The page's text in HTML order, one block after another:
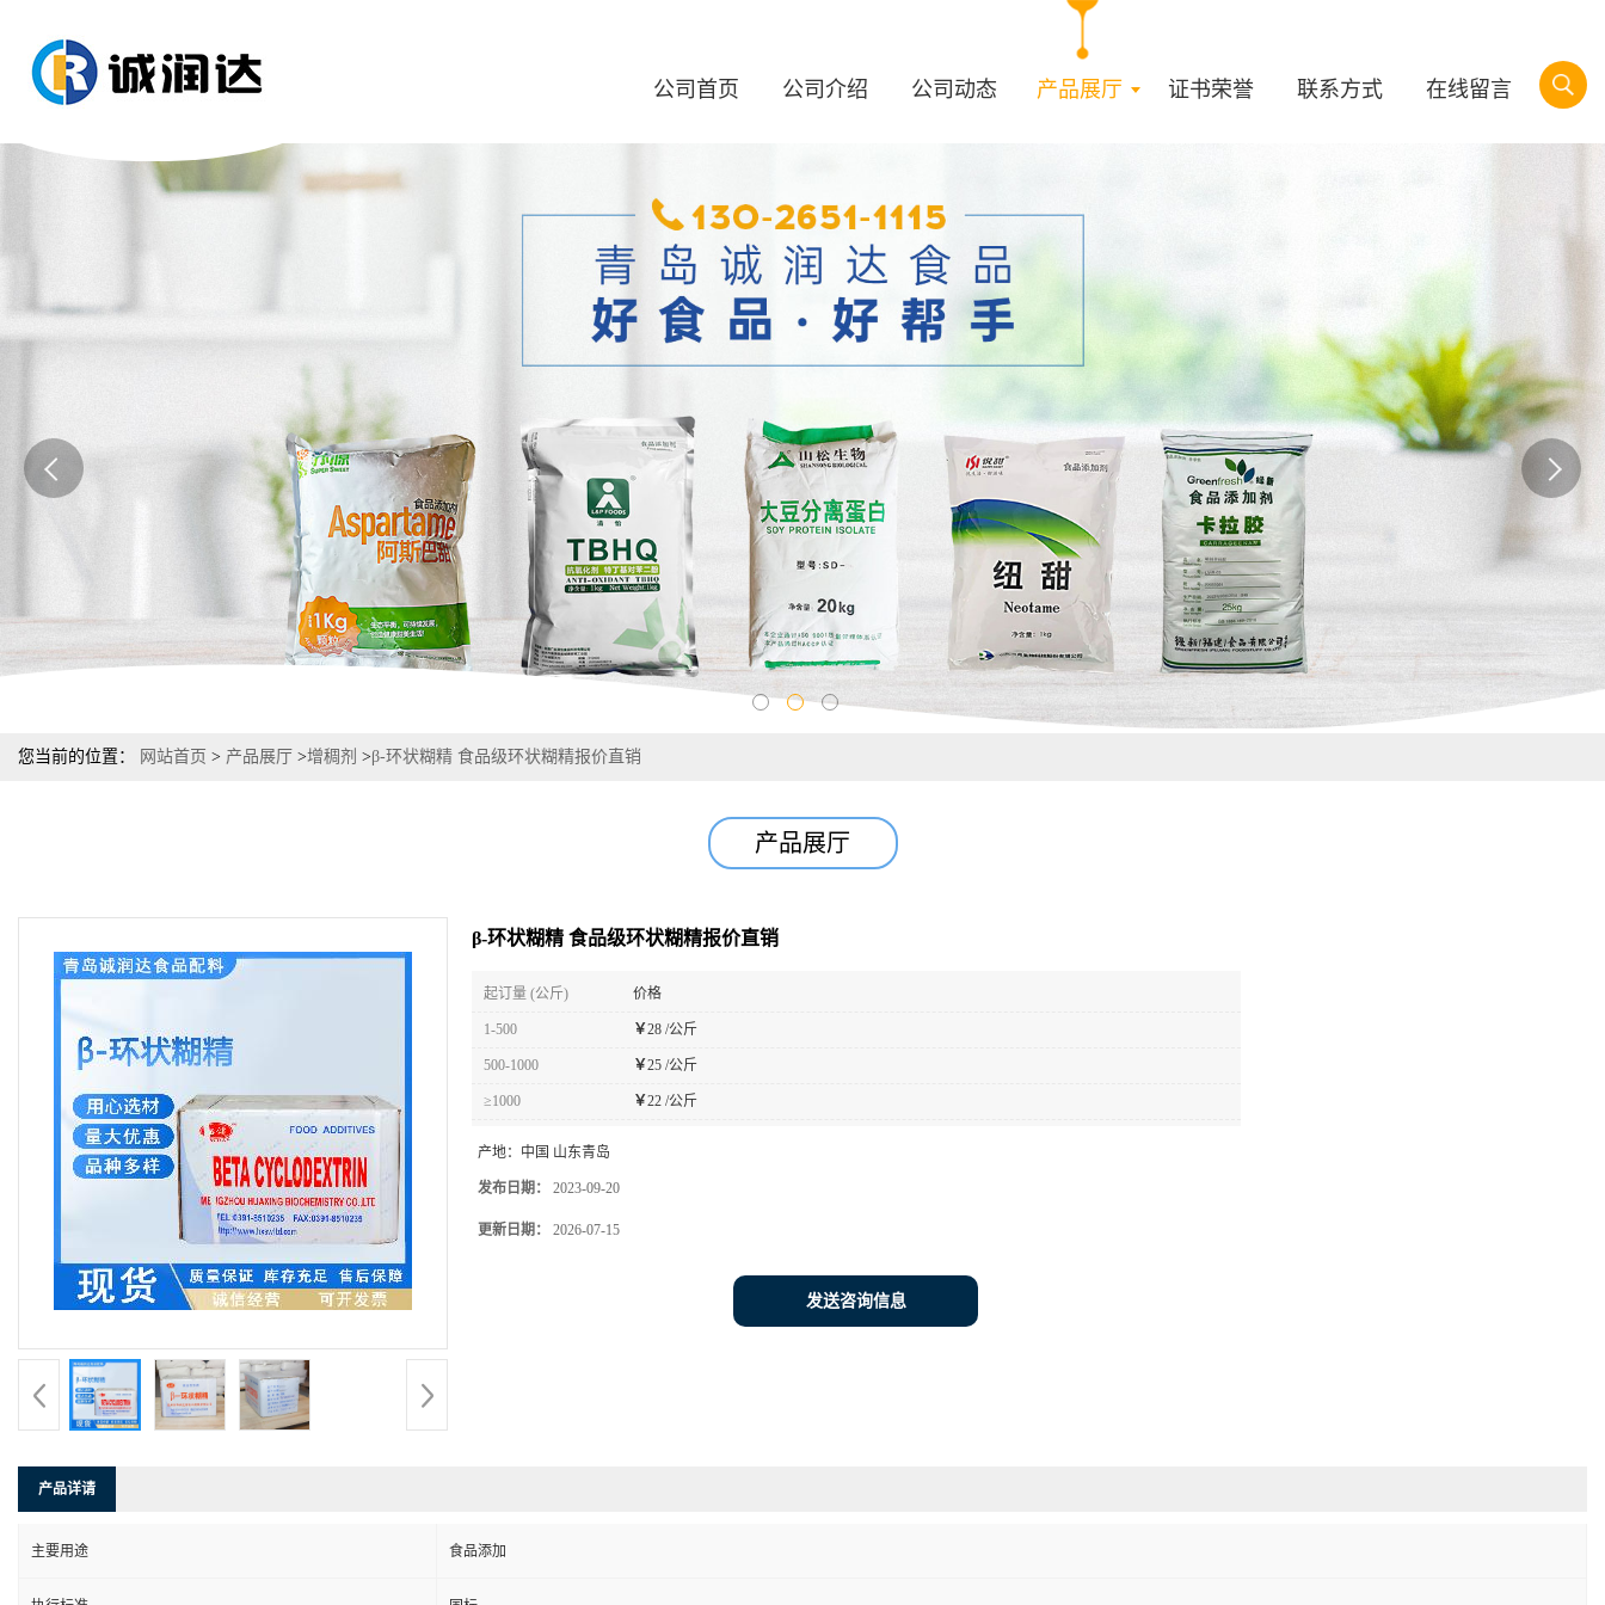
公司首页 公司介绍 公司动态 产品展厅 证书荣誉 联系方式 在线留言
您当前的位置： 网站首页 > 产品展厅 >增稠剂 >β-环状糊精 食品级环状糊精报价直销
产品展厅
β-环状糊精 食品级环状糊精报价直销
起订量 (公斤) 价格
1-500 ￥28 /公斤
500-1000 ￥25 /公斤
≥1000 ￥22 /公斤
产地： 中国 山东青岛
发布日期： 2023-09-20
更新日期： 2026-07-15
发送咨询信息
产品详请
主要用途 食品添加